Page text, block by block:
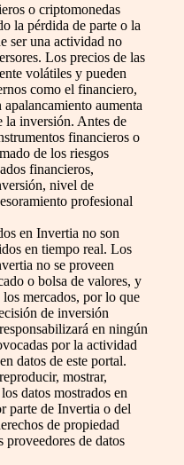
o criptomonedas
la pérdida de parte o la
ser una actividad no
Los precios de las
volátiles y pueden
como el financiero,
aumenta
la inversión. Antes de
financieros o
de los riesgos
financieros,
nivel de
profesional
en Invertia no son
en tiempo real. Los
no se proveen
o bolsa de valores, y
mercados, por lo que
de inversión
en ningún
por la actividad
datos de este portal.
mostrar,
datos mostrados en
parte de Invertia o del
de propiedad
proveedores de datos